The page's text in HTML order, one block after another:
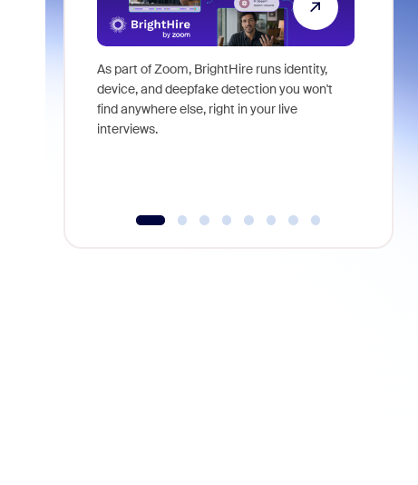
As part of Zoom, BrightHire runs identity,
device, and deepfake detection you won't
find anywhere else, right in your live
interviews.